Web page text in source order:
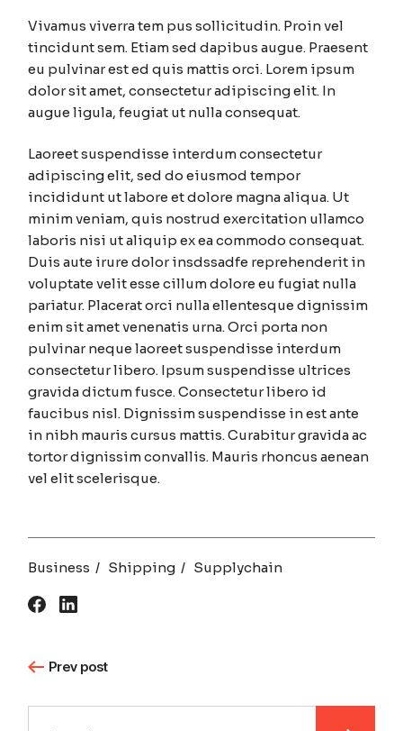
Vivamus viverra tem pus sollicitudin. Proin vel
tincidunt sem. Etiam sed dapibus augue. Praesent
eu pulvinar est ed quis mattis orci. Lorem ipsum
dolor sit amet, consectetur adipiscing elit. In
augue ligula, feugiat ut nulla consequat.
Laoreet suspendisse interdum consectetur
adipiscing elit, sed do eiusmod tempor
incididunt ut labore et dolore magna aliqua. Ut
minim veniam, quis nostrud exercitation ullamco
laboris nisi ut aliquip ex ea commodo consequat.
Duis aute irure dolor insdssadfe reprehenderit in
voluptate velit esse cillum dolore eu fugiat nulla
pariatur. Placerat orci nulla ellentesque dignissim
enim sit amet venenatis urna. Orci porta non
pulvinar neque laoreet suspendisse interdum
consectetur libero. Ipsum suspendisse ultrices
gravida dictum fusce. Consectetur libero id
faucibus nisl. Dignissim suspendisse in est ante
in nibh mauris cursus mattis. Curabitur gravida ac
tortor dignissim convallis. Mauris rhoncus aenean
vel elit scelerisque.
Business Shipping Supplychain
Prev post